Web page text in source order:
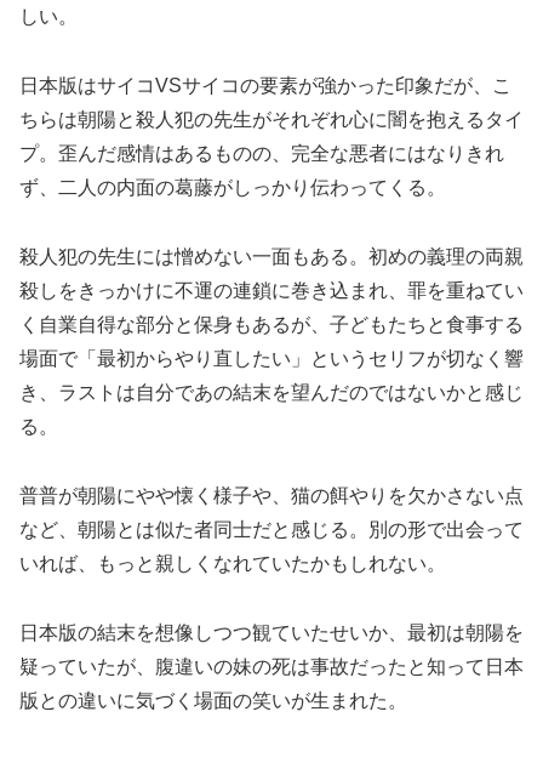
しい。
日本版はサイコVSサイコの要素が強かった印象だが、こ
ちらは朝陽と殺人犯の先生がそれぞれ心に闇を抱えるタイ
プ。歪んだ感情はあるものの、完全な悪者にはなりきれ
ず、二人の内面の葛藤がしっかり伝わってくる。
殺人犯の先生には憎めない一面もある。初めの義理の両親
殺しをきっかけに不運の連鎖に巻き込まれ、罪を重ねてい
く自業自得な部分と保身もあるが、子どもたちと食事する
場面で「最初からやり直したい」というセリフが切なく響
き、ラストは自分であの結末を望んだのではないかと感じ
る。
普普が朝陽にやや懐く様子や、猫の餌やりを欠かさない点
など、朝陽とは似た者同士だと感じる。別の形で出会って
いれば、もっと親しくなれていたかもしれない。
日本版の結末を想像しつつ観ていたせいか、最初は朝陽を
疑っていたが、腹違いの妹の死は事故だったと知って日本
版との違いに気づく場面の笑いが生まれた。